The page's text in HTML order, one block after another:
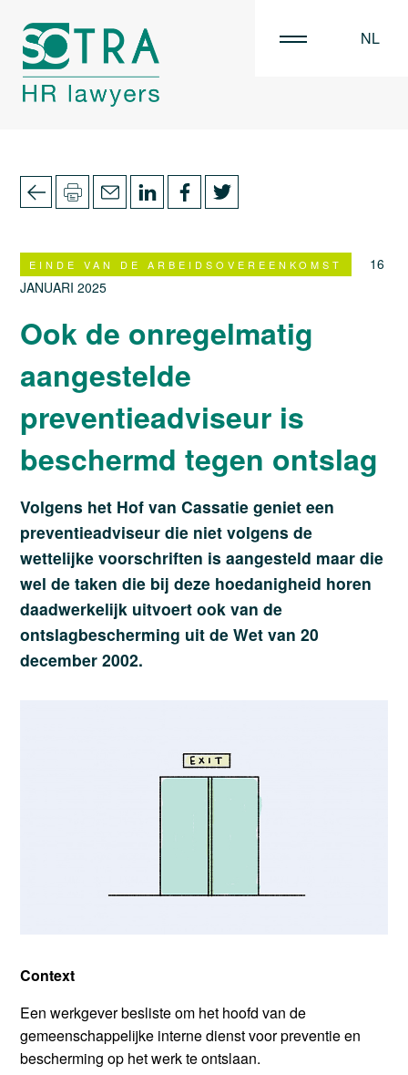
NL
EINDE VAN DE ARBEIDSOVEREENKOMST
16
JANUARI 2025
Ook de onregelmatig
aangestelde
preventieadviseur is
beschermd tegen ontslag
Volgens het Hof van Cassatie geniet een
preventieadviseur die niet volgens de
wettelijke voorschriften is aangesteld maar die
wel de taken die bij deze hoedanigheid horen
daadwerkelijk uitvoert ook van de
ontslagbescherming uit de Wet van 20
december 2002.
Context
Een werkgever besliste om het hoofd van de
gemeenschappelijke interne dienst voor preventie en
bescherming op het werk te ontslaan.